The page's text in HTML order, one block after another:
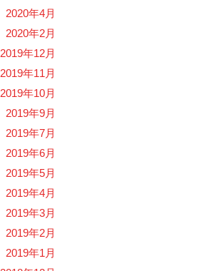
2020年4月
2020年2月
2019年12月
2019年11月
2019年10月
2019年9月
2019年7月
2019年6月
2019年5月
2019年4月
2019年3月
2019年2月
2019年1月